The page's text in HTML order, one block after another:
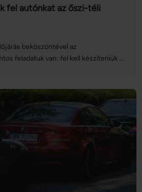
fel autónkat az őszi-téli
beköszöntével az
feladatuk van: fel kell készíteniük a
a lista: mutatjuk azokat a
ki kell pipálnunk a